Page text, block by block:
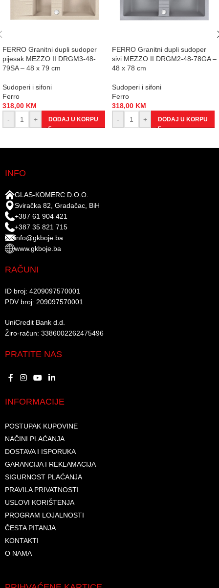
FERRO Granitni dupli sudoper
pijesak MEZZO II DRGM3-48-
79SA – 48 x 79 cm
Sudoperi i sifoni
Ferro
318,00 KM
-
+ DODAJ U KORPU
FERRO Granitni dupli sudoper
sivi MEZZO II DRGM2-48-78GA –
48 x 78 cm
Sudoperi i sifoni
Ferro
318,00 KM
-
+ DODAJ U KORPU
INFO
GLAS-KOMERC D.O.O.
Sviračka 82, Gradačac, BiH
+387 61 904 421
+387 35 821 715
info@gkboje.ba
www.gkboje.ba
RAČUNI
ID broj: 4209097570001​
PDV broj: 209097570001 ​
UniCredit Bank d.d.​
Žiro-račun: 3386002262475496​​
PRATITE NAS
INFORMACIJE
POSTUPAK KUPOVINE
NAČINI PLAĆANJA
DOSTAVA I ISPORUKA
GARANCIJA I REKLAMACIJA
SIGURNOST PLAĆANJA
PRAVILA PRIVATNOSTI
USLOVI KORIŠTENJA
PROGRAM LOJALNOSTI
ČESTA PITANJA
KONTAKTI
O NAMA